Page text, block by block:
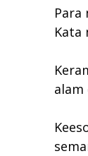
Para
Kata